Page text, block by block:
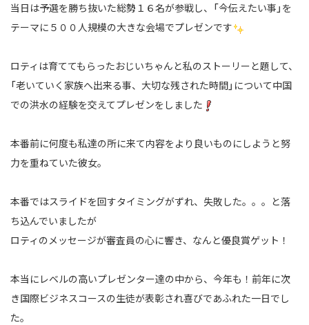
当日は予選を勝ち抜いた総勢１６名が参戦し、「今伝えたい事」を
テーマに５００人規模の大きな会場でプレゼンです
ロティは育ててもらったおじいちゃんと私のストーリーと題して、
「老いていく家族へ出来る事、大切な残された時間」について中国
での洪水の経験を交えてプレゼンをしました
本番前に何度も私達の所に来て内容をより良いものにしようと努
力を重ねていた彼女。
本番ではスライドを回すタイミングがずれ、失敗した。。。と落
ち込んでいましたが
ロティのメッセージが審査員の心に響き、なんと優良賞ゲット！
本当にレベルの高いプレゼンター達の中から、今年も！前年に次
き国際ビジネスコースの生徒が表彰され喜びであふれた一日でし
た。